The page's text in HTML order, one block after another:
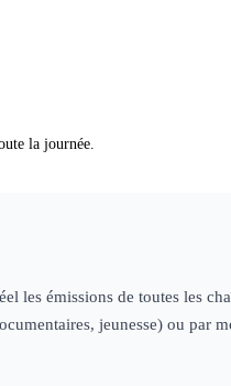
la journée.
les émissions de toutes les
jeunesse) ou par